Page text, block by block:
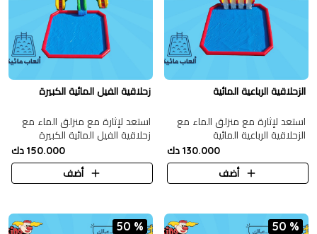
الزحلاقية الرباعية المائية
استعد لإثارة مع منزلق الماء مع
الزحلاقية الرباعية المائية
130.000 دك
أضف
زحلاقية الفيل المائية الكبيرة
استعد لإثارة مع منزلق الماء مع
زحلاقية الفيل المائية الكبيرة
150.000 دك
أضف
50 %
50 %